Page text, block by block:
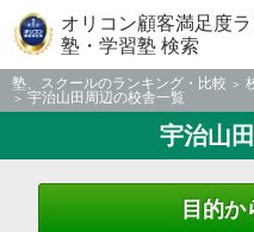
オリコン顧客満足度
塾・学習塾 検索
塾、スクールのランキング・比較
宇治山田周辺の校舎一覧
宇治山
目的か